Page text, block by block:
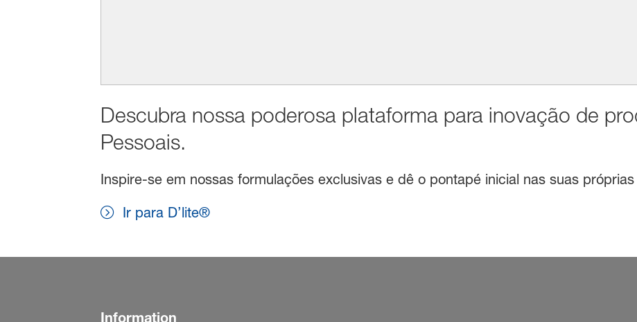
Descubra nossa poderosa plataforma para inovação de
Pessoais.
Inspire-se em nossas formulações exclusivas e dê o pontapé inicial nas suas
Ir para D’lite®
Information